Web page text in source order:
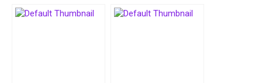
топлива — запуск
частной миссии
седьмого полёта
Starship — утечка